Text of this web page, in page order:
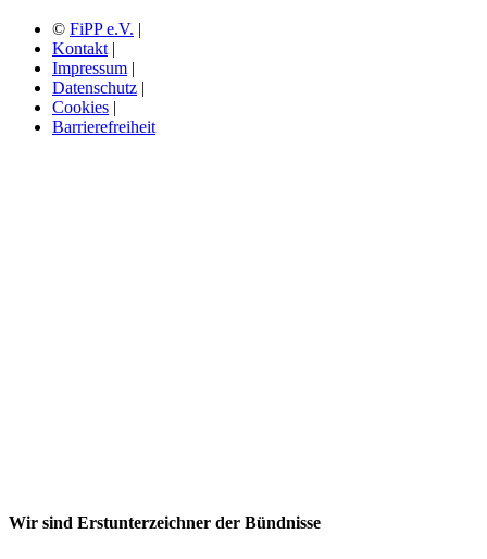
© FiPP e.V. |
Kontakt |
Impressum |
Datenschutz |
Cookies |
Barrierefreiheit
Wir sind Erstunterzeichner der Bündnisse